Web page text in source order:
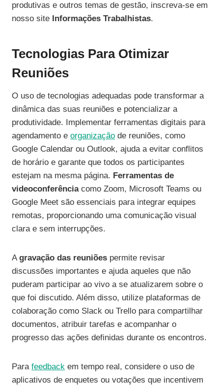
produtivas e outros temas de gestão, inscreva-se em
nosso site Informações Trabalhistas.
Tecnologias Para Otimizar
Reuniões
O uso de tecnologias adequadas pode transformar a
dinâmica das suas reuniões e potencializar a
produtividade. Implementar ferramentas digitais para
agendamento e organização de reuniões, como
Google Calendar ou Outlook, ajuda a evitar conflitos
de horário e garante que todos os participantes
estejam na mesma página. Ferramentas de
videoconferênciacomo Zoom, Microsoft Teams ou
Google Meet são essenciais para integrar equipes
remotas, proporcionando uma comunicação visual
clara e sem interrupções.
Agravação das reuniões permite revisar
discussões importantes e ajuda aqueles que não
puderam participar ao vivo a se atualizarem sobre o
que foi discutido. Além disso, utilize plataformas de
colaboração como Slack ou Trello para compartilhar
documentos, atribuir tarefas e acompanhar o
progresso das ações definidas durante os encontros.
Para feedback em tempo real, considere o uso de
aplicativos de enquetes ou votações que incentivem